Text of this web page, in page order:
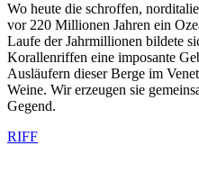
Wo heute die schroffen,
vor 220 Millionen Jahren ein
Laufe der Jahrmillionen bildete
Korallenriffen eine imposante
Ausläufern dieser Berge im
Weine. Wir erzeugen sie
Gegend.
RIFF